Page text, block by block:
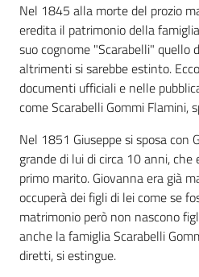
Risorse
online
Casa
Piani
Archivio
storico
Nel 1845 alla morte del prozio
eredita il patrimonio della
suo cognome "Scarabelli" quello
altrimenti si sarebbe estinto.
documenti ufficiali e nelle
come Scarabelli Gommi Flamini,
Nel 1851 Giuseppe si sposa con
grande di lui di circa 10 anni,
primo marito. Giovanna era già
occuperà dei figli di lei come se
matrimonio però non nascono
anche la famiglia Scarabelli
diretti, si estingue.